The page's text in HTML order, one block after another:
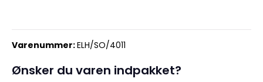
Varenummer:ELH/SO/4011
Ønsker du varen indpakket?